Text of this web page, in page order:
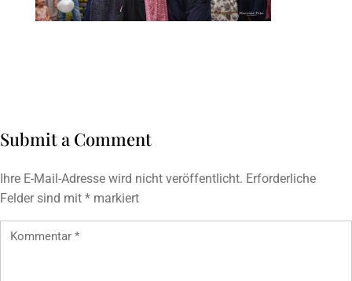
Submit a Comment
Ihre E-Mail-Adresse wird nicht veröffentlicht. Erforderliche
Felder sind mit * markiert